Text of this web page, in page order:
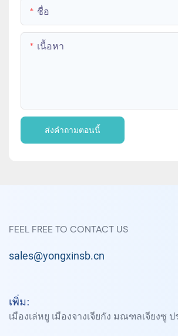
ชื่อ
เนื้อหา
ส่งคำถามตอนนี้
FEEL FREE TO CONTACT US
sales@yongxinsb.cn
เพิ่ม:
เมืองเล่หยู เมืองจางเจียกัง มณฑลเจียงซู